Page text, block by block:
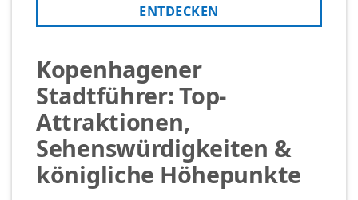
ENTDECKEN
Kopenhagener
Stadtführer: Top-
Attraktionen,
Sehenswürdigkeiten &
königliche Höhepunkte